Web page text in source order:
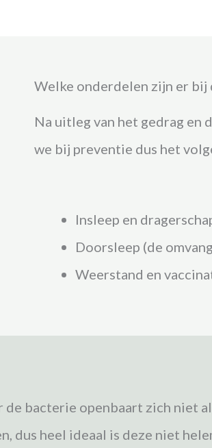
Welke onderdelen zijn er bij
Na uitleg van het gedrag en
we bij preventie dus het
Insleep en
Doorsleep (de
Weerstand en
bacterie openbaart zich niet
dus heel ideaal is deze niet